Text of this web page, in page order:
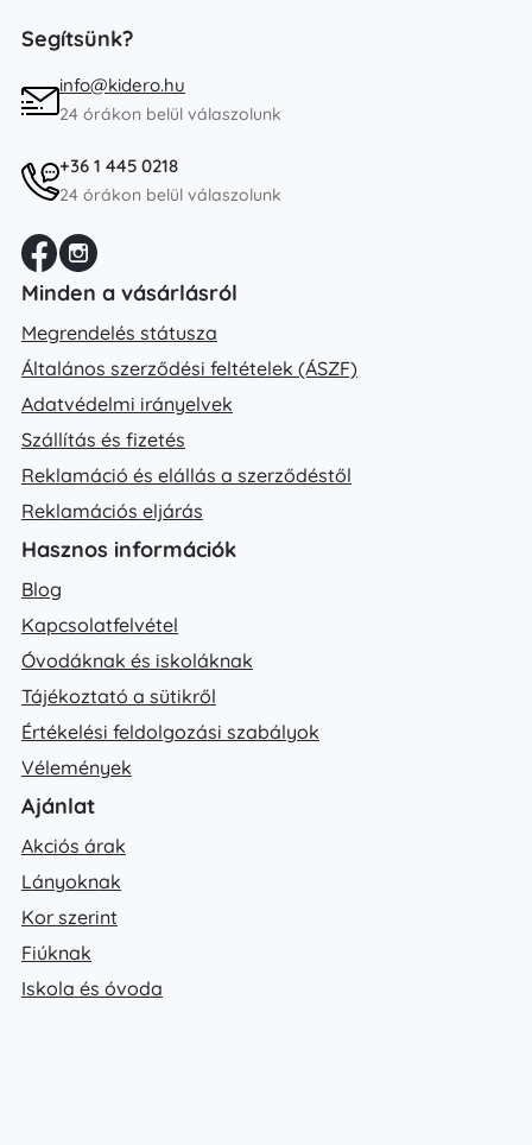
Segítsünk?
info@kidero.hu
24 órákon belül válaszolunk
+36 1 445 0218
24 órákon belül válaszolunk
Minden a vásárlásról
Megrendelés státusza
Általános szerződési feltételek (ÁSZF)
Adatvédelmi irányelvek
Szállítás és fizetés
Reklamáció és elállás a szerződéstől
Reklamációs eljárás
Hasznos információk
Blog
Kapcsolatfelvétel
Óvodáknak és iskoláknak
Tájékoztató a sütikről
Értékelési feldolgozási szabályok
Vélemények
Ajánlat
Akciós árak
Lányoknak
Kor szerint
Fiúknak
Iskola és óvoda